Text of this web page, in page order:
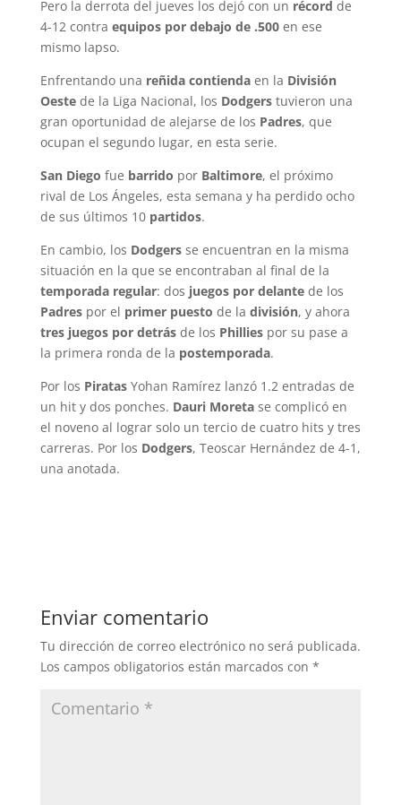
Pero la derrota del jueves los dejó con un récord de
4-12 contra equipos por debajo de .500en ese
mismo lapso.
Enfrentando una reñida contiendaen la División
Oestede la Liga Nacional, los Dodgerstuvieron una
gran oportunidad de alejarse de los Padres, que
ocupan el segundo lugar, en esta serie.
San Diego fue barrido por Baltimore, el próximo
rival de Los Ángeles, esta semana y ha perdido ocho
de sus últimos 10 partidos.
En cambio, los Dodgersse encuentran en la misma
situación en la que se encontraban al final de la
temporada regular: dos juegos por delantede los
Padrespor el primer puesto de la división, y ahora
tres juegos por detrásde los Philliespor su pase a
la primera ronda de la postemporada.
Por los PiratasYohan Ramírez lanzó 1.2 entradas de
un hit y dos ponches. Dauri Moretase complicó en
el noveno al lograr solo un tercio de cuatro hits y tres
carreras. Por los Dodgers, Teoscar Hernández de 4-1,
una anotada.
Enviar comentario
Tu dirección de correo electrónico no será publicada.
Los campos obligatorios están marcados con *